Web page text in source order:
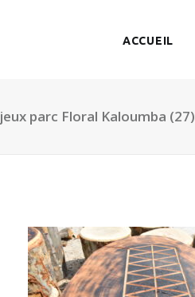
ACCUEIL
jeux parc Floral Kaloumba (27)